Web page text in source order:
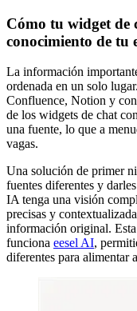
Cómo tu widget de
conocimiento de tu
La información
ordenada en un solo
Confluence, Notion y
de los widgets de chat
una fuente, lo que a
vagas.
Una solución de primer
fuentes diferentes y
IA tenga una visión
precisas y
información original.
funciona eesel AI,
diferentes para alimentar